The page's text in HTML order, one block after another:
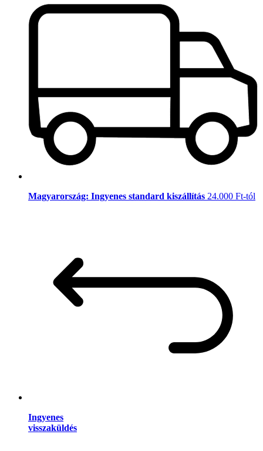
Magyarország: Ingyenes standard kiszállítás 24.000 Ft-tól
Ingyenes
visszaküldés